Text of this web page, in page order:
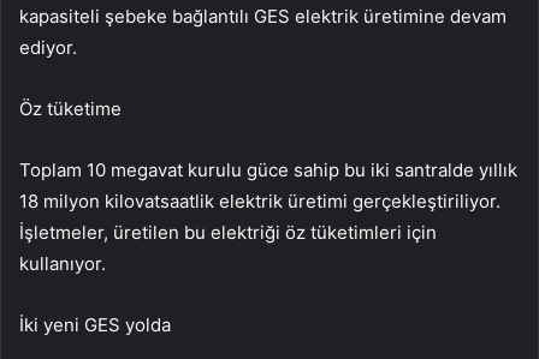
kapasiteli şebeke bağlantılı GES elektrik üretimine devam
ediyor.
Öz tüketime
Toplam 10 megavat kurulu güce sahip bu iki santralde yıllık
18 milyon kilovatsaatlik elektrik üretimi gerçekleştiriliyor.
İşletmeler, üretilen bu elektriği öz tüketimleri için
kullanıyor.
İki yeni GES yolda